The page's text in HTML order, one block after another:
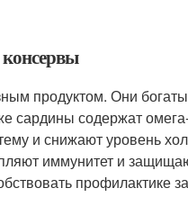
консервы
продуктом. Они
сардины содержат
и снижают уровень
иммунитет и
профилактике